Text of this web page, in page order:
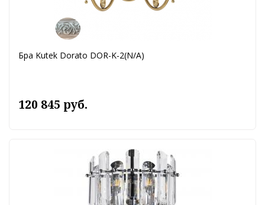
Бра Kutek Dorato DOR-K-2(N/A)
120 845 руб.